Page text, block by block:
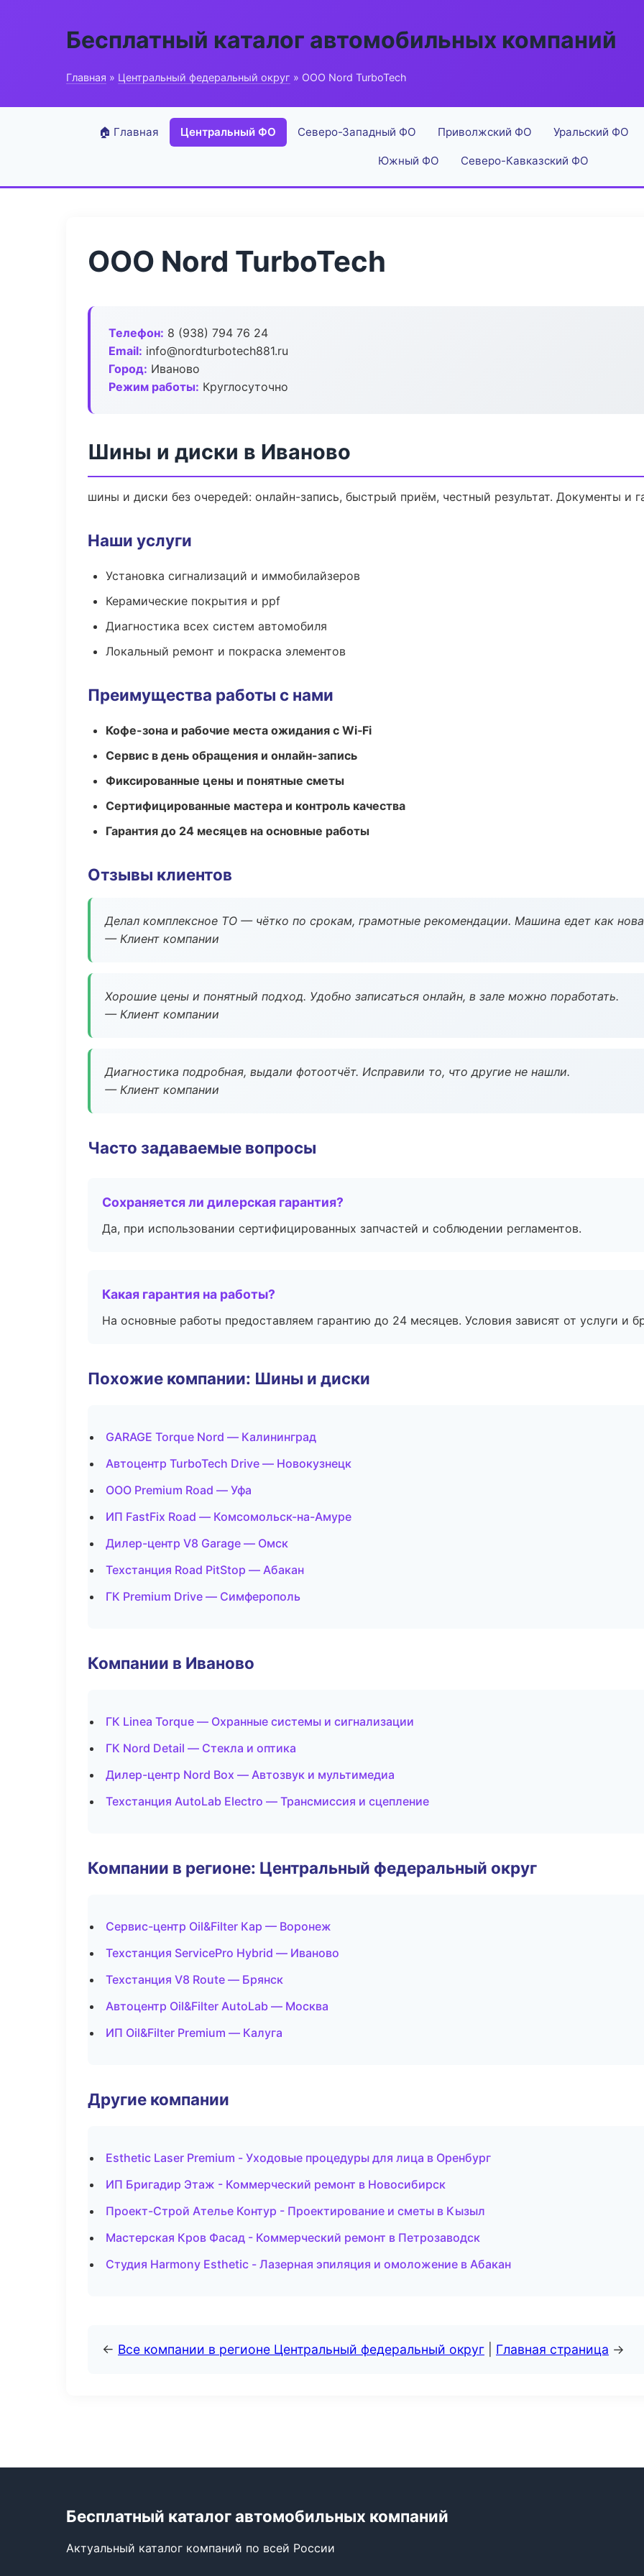
Бесплатный каталог автомобильных компаний
Главная » Центральный федеральный округ » ООО Nord TurboTech
🏠 Главная Центральный ФО Северо-Западный ФО Приволжский ФО Уральский ФО
Южный ФО Северо-Кавказский ФО
ООО Nord TurboTech
Телефон: 8 (938) 794 76 24
Email: info@nordturbotech881.ru
Город: Иваново
Режим работы: Круглосуточно
Шины и диски в Иваново
шины и диски без очередей: онлайн-запись, быстрый приём, честный результат. Документы и
Наши услуги
Установка сигнализаций и иммобилайзеров
Керамические покрытия и ppf
Диагностика всех систем автомобиля
Локальный ремонт и покраска элементов
Преимущества работы с нами
Кофе-зона и рабочие места ожидания с Wi‑Fi
Сервис в день обращения и онлайн-запись
Фиксированные цены и понятные сметы
Сертифицированные мастера и контроль качества
Гарантия до 24 месяцев на основные работы
Отзывы клиентов
Делал комплексное ТО — чётко по срокам, грамотные рекомендации. Машина едет как
— Клиент компании
Хорошие цены и понятный подход. Удобно записаться онлайн, в зале можно поработать.
— Клиент компании
Диагностика подробная, выдали фотоотчёт. Исправили то, что другие не нашли.
— Клиент компании
Часто задаваемые вопросы
Сохраняется ли дилерская гарантия?
Да, при использовании сертифицированных запчастей и соблюдении регламентов.
Какая гарантия на работы?
На основные работы предоставляем гарантию до 24 месяцев. Условия зависят от услуги и
Похожие компании: Шины и диски
GARAGE Torque Nord — Калининград
Автоцентр TurboTech Drive — Новокузнецк
ООО Premium Road — Уфа
ИП FastFix Road — Комсомольск-на-Амуре
Дилер-центр V8 Garage — Омск
Техстанция Road PitStop — Абакан
ГК Premium Drive — Симферополь
Компании в Иваново
ГК Linea Torque — Охранные системы и сигнализации
ГК Nord Detail — Стекла и оптика
Дилер-центр Nord Box — Автозвук и мультимедиа
Техстанция AutoLab Electro — Трансмиссия и сцепление
Компании в регионе: Центральный федеральный округ
Сервис-центр Oil&Filter Кар — Воронеж
Техстанция ServicePro Hybrid — Иваново
Техстанция V8 Route — Брянск
Автоцентр Oil&Filter AutoLab — Москва
ИП Oil&Filter Premium — Калуга
Другие компании
Esthetic Laser Premium - Уходовые процедуры для лица в Оренбург
ИП Бригадир Этаж - Коммерческий ремонт в Новосибирск
Проект-Строй Ателье Контур - Проектирование и сметы в Кызыл
Мастерская Кров Фасад - Коммерческий ремонт в Петрозаводск
Студия Harmony Esthetic - Лазерная эпиляция и омоложение в Абакан
← Все компании в регионе Центральный федеральный округ Главная страница →
Бесплатный каталог автомобильных компаний
Актуальный каталог компаний по всей России